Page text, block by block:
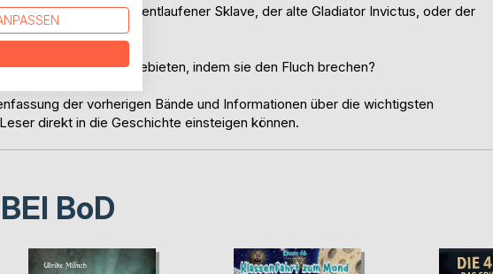
Feind, mag es ein entlaufener Sklave, der alte Gladiator Invictus, oder der
sein.
Bösen Einhalt zu gebieten, indem sie den Fluch brechen?
der vorherigen Bände und Informationen über die wichtigsten
direkt in die Geschichte einsteigen können.
BoD